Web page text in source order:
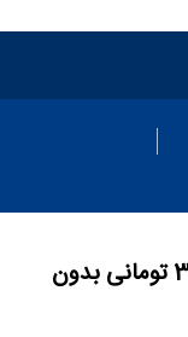
وام قرض الحسنه ضروری 300/000/000 تومانی بدون